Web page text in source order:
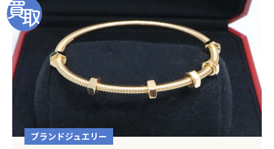
ブランドジュエリー